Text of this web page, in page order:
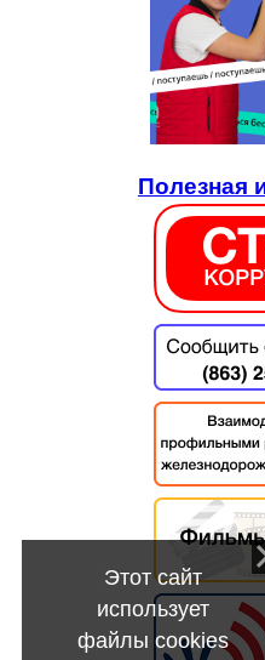
Полезная
Этот сайт
использует
файлы cookies